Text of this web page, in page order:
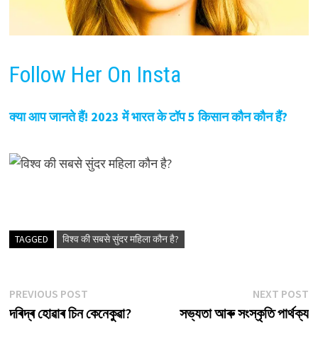
Follow Her On Insta
क्या आप जानते हैं! 2023 में भारत के टॉप 5 किसान कौन कौन हैं?
TAGGED विश्व की सबसे सुंदर महिला कौन है?
Post
navigation
PREVIOUS POSTPrevious
post:
দৰিদ্ৰ হোৱাৰ চিন কেনেকুৱা?
NEXT POST
সভ্যতা আৰু সংস্কৃতি পার্থক্য